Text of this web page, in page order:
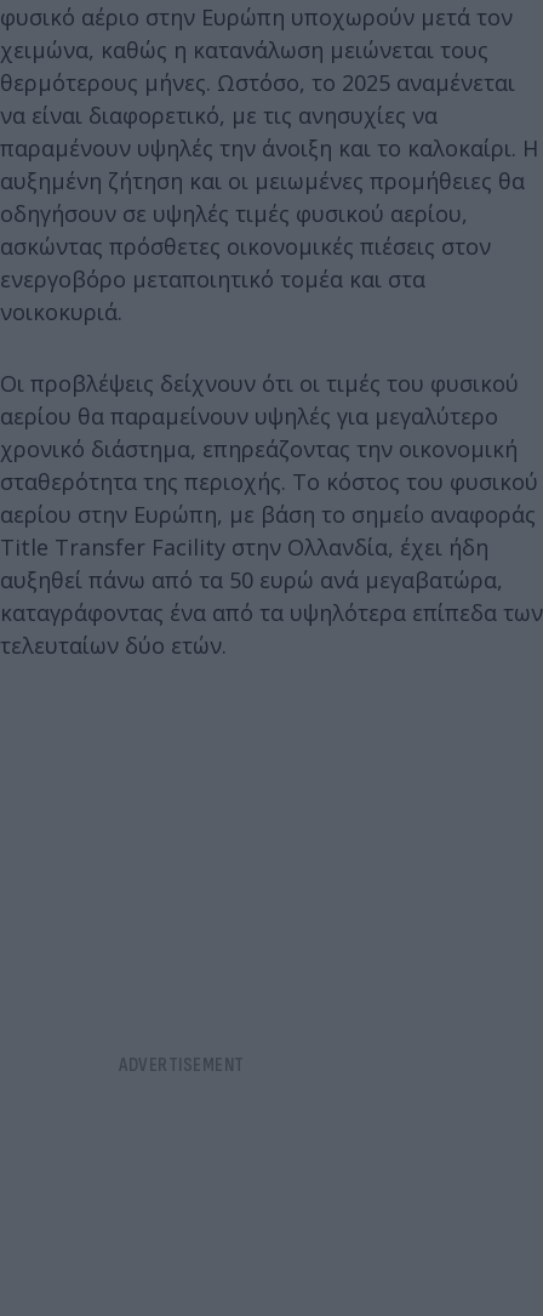
φυσικό αέριο στην Ευρώπη υποχωρούν μετά τον
χειμώνα, καθώς η κατανάλωση μειώνεται τους
θερμότερους μήνες. Ωστόσο, το 2025 αναμένεται
να είναι διαφορετικό, με τις ανησυχίες να
παραμένουν υψηλές την άνοιξη και το καλοκαίρι. Η
αυξημένη ζήτηση και οι μειωμένες προμήθειες θα
οδηγήσουν σε υψηλές τιμές φυσικού αερίου,
ασκώντας πρόσθετες οικονομικές πιέσεις στον
ενεργοβόρο μεταποιητικό τομέα και στα
νοικοκυριά.
Οι προβλέψεις δείχνουν ότι οι τιμές του φυσικού
αερίου θα παραμείνουν υψηλές για μεγαλύτερο
χρονικό διάστημα, επηρεάζοντας την οικονομική
σταθερότητα της περιοχής. Το κόστος του φυσικού
αερίου στην Ευρώπη, με βάση το σημείο αναφοράς
Title Transfer Facility στην Ολλανδία, έχει ήδη
αυξηθεί πάνω από τα 50 ευρώ ανά μεγαβατώρα,
καταγράφοντας ένα από τα υψηλότερα επίπεδα των
τελευταίων δύο ετών.